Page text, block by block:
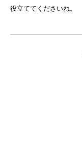
役立ててくださいね。